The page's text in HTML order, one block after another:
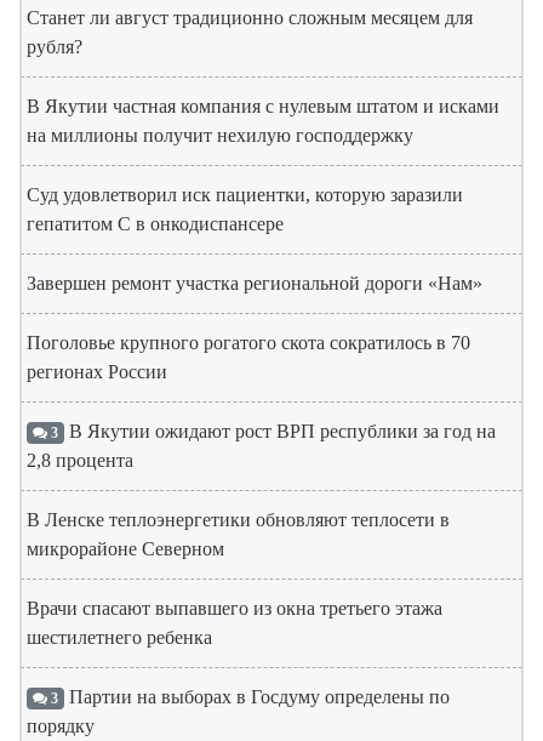
Станет ли август традиционно сложным месяцем для
рубля?
В Якутии частная компания с нулевым штатом и исками
на миллионы получит нехилую господдержку
Суд удовлетворил иск пациентки, которую заразили
гепатитом С в онкодиспансере
Завершен ремонт участка региональной дороги «Нам»
Поголовье крупного рогатого скота сократилось в 70
регионах России
3 В Якутии ожидают рост ВРП республики за год на
2,8 процента
В Ленске теплоэнергетики обновляют теплосети в
микрорайоне Северном
Врачи спасают выпавшего из окна третьего этажа
шестилетнего ребенка
3 Партии на выборах в Госдуму определены по
порядку